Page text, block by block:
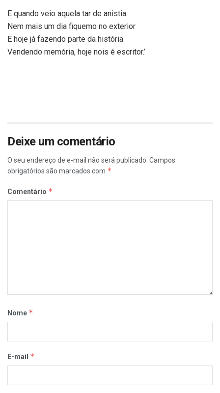
E quando veio aquela tar de anistia
Nem mais um dia fiquemo no exterior
E hoje já fazendo parte da história
Vendendo memória, hoje nois é escritor.’
Deixe um comentário
O seu endereço de e-mail não será publicado. Campos
obrigatórios são marcados com *
Comentário *
Nome *
E-mail *